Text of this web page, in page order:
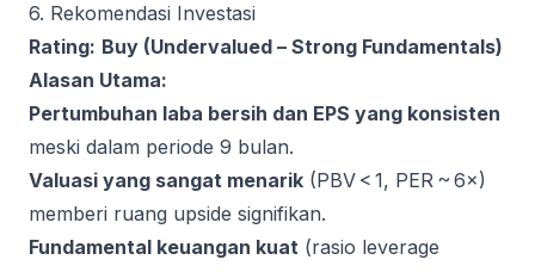
6. Rekomendasi Investasi
Rating: Buy (Undervalued – Strong Fundamentals)
Alasan Utama:
Pertumbuhan laba bersih dan EPS yang konsisten
meski dalam periode 9 bulan.
Valuasi yang sangat menarik (PBV < 1, PER ~ 6×)
memberi ruang upside signifikan.
Fundamental keuangan kuat (rasio leverage